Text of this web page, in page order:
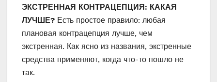
ЭКСТРЕННAЯ КОНТРАЦЕПЦИЯ: КАКАЯ
ЛУЧШЕ? Есть простое правило: любая
плановая контрацепция лучше, чем
экстренная. Как ясно из названия, экстренные
средства применяют, когда что-то пошло не
так.